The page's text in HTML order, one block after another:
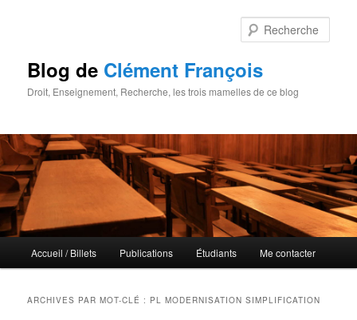
Blog de Clément François
Droit, Enseignement, Recherche, les trois mamelles de ce blog
Aller au contenu principal
Aller au contenu secondaire
Accueil / Billets Publications Étudiants Me contacter
ARCHIVES PAR MOT-CLÉ : PL MODERNISATION SIMPLIFICATION